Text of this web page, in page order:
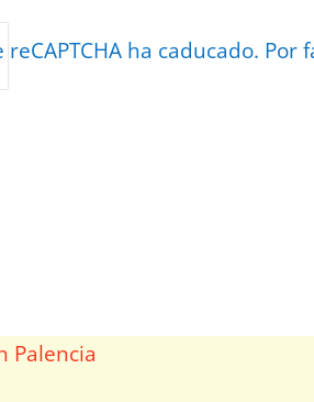
ha caducado. Por